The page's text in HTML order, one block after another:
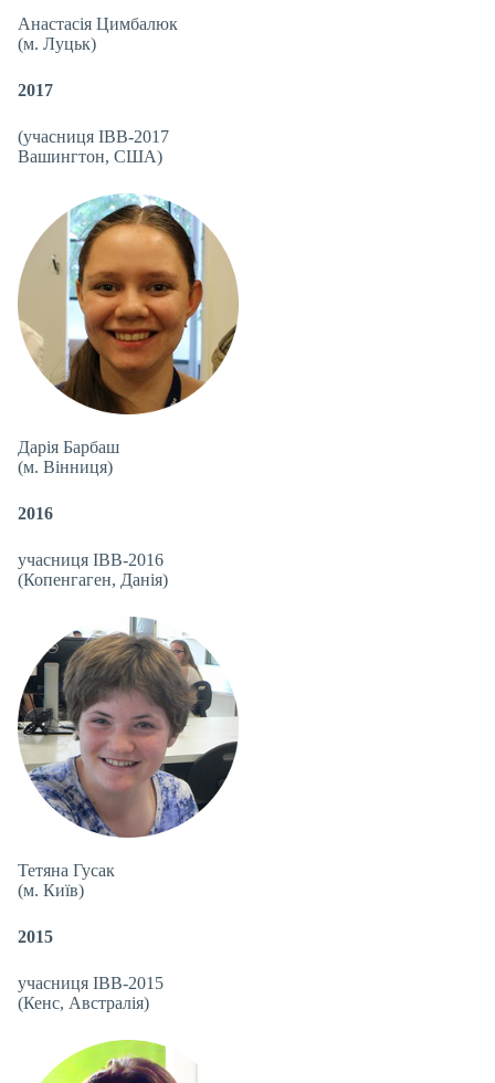
Анастасія Цимбалюк
(м. Луцьк)
2017
(учасниця IBB-2017
Вашингтон, США)
Дарія Барбаш
(м. Вінниця)
2016
учасниця IBB-2016
(Копенгаген, Данія)
Тетяна Гусак
(м. Київ)
2015
учасниця IBB-2015
(Кенс, Австралія)